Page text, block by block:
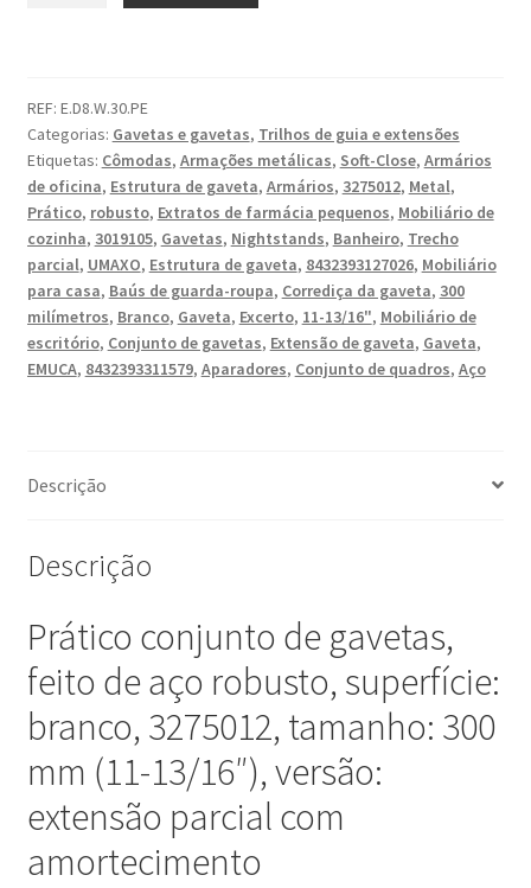
com
molduras
extra
finas,
altura
da
moldura
88
mm
(3-
(11-
versão:
extraível
parcial
com
fecho
suave,
Conjunto
de
REF: E.D8.W.30.PE
Categorias: Gavetas e gavetas, Trilhos de guia e extensões
Etiquetas: Cômodas, Armações metálicas, Soft-Close, Armários
de oficina, Estrutura de gaveta, Armários, 3275012, Metal,
Prático, robusto, Extratos de farmácia pequenos, Mobiliário de
cozinha, 3019105, Gavetas, Nightstands, Banheiro, Trecho
parcial, UMAXO, Estrutura de gaveta, 8432393127026, Mobiliário
para casa, Baús de guarda-roupa, Corrediça da gaveta, 300
milímetros, Branco, Gaveta, Excerto, 11-13/16", Mobiliário de
escritório, Conjunto de gavetas, Extensão de gaveta, Gaveta,
EMUCA, 8432393311579, Aparadores, Conjunto de quadros, Aço
Descrição
Descrição
Prático conjunto de gavetas,
feito de aço robusto, superfície:
branco, 3275012, tamanho: 300
mm (11-13/16″), versão:
extensão parcial com
amortecimento